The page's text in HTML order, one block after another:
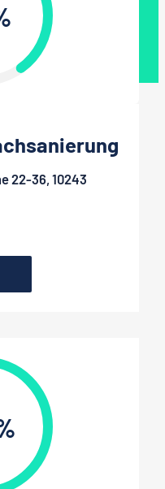
22-36, 10243